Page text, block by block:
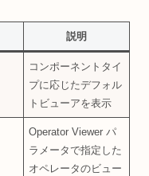
説明
コンポーネントタイ
プに応じたデフォル
トビューアを表示
Operator Viewer パ
ラメータで指定した
オペレータのビュー